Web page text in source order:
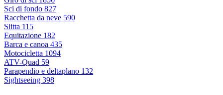
Sci di fondo 827
Racchetta da neve 590
Slitta 115
Equitazione 182
Barca e canoa 435
Motocicletta 1094
ATV-Quad 59
Parapendio e deltaplano 132
Sightseeing 398